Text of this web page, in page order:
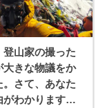
登山家の撮った
大きな物議をか
。さて、あなた
がわかります